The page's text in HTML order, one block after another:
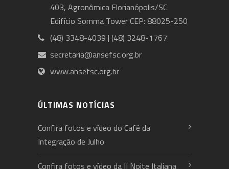
403, Agronômica Florianópolis/SC
Edifício Somma Tower CEP: 88025-250
(48) 3348-4039 | (48) 3248-1767
secretaria@ansefsc.org.br
www.ansefsc.org.br
ÚLTIMAS NOTÍCIAS
Confira fotos e vídeo do Café da
Integração de Julho
Confira fotos e vídeo da II Noite Italiana